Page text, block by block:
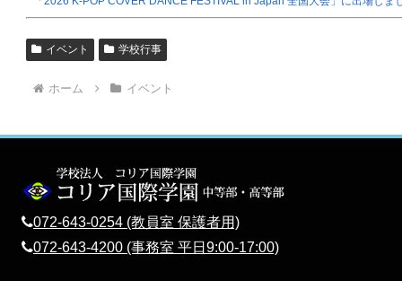
イベント 学校行事
ホーム イベント
072-643-0254 (教員室 保護者用)
072-643-4200 (事務室 平日9:00-17:00)